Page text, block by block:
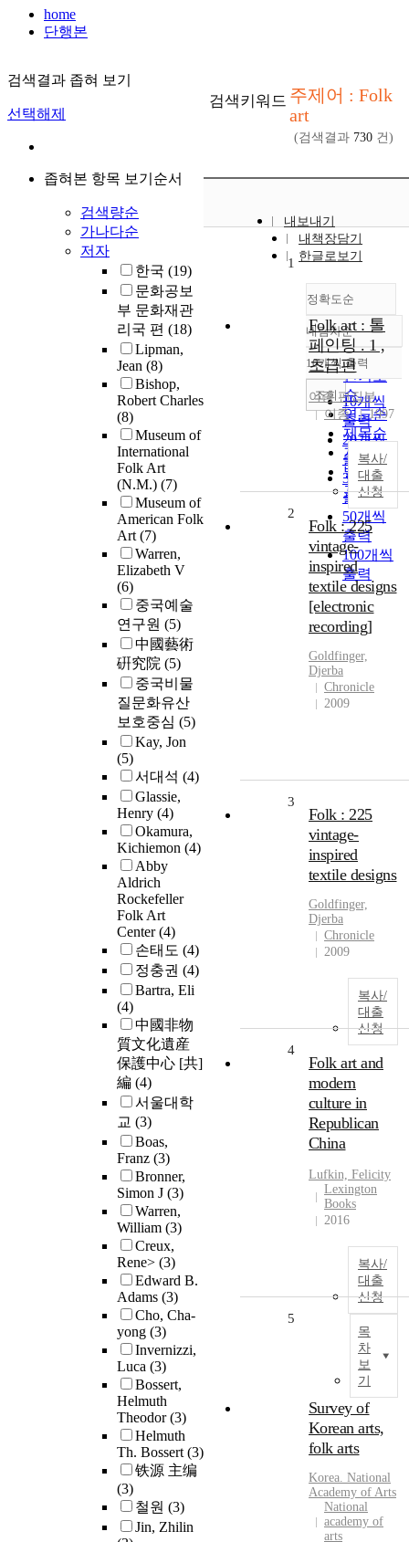
home
단행본
검색결과 좁혀 보기
선택해제
좁혀본 항목 보기순서
검색량순
가나다순
저자
한국 (19)
문화공보
부 문화재관
리국 편 (18)
Lipman,
Jean (8)
Bishop,
Robert Charles
(8)
Museum of
International
Folk Art
(N.M.) (7)
Museum of
American Folk
Art(7)
Warren,
Elizabeth V
(6)
중국예술
연구원 (5)
中國藝術
硏究院 (5)
중국비물
질문화유산
보호중심 (5)
Kay, Jon
(5)
서대석 (4)
Glassie,
Henry (4)
Okamura,
Kichiemon (4)
Abby
Aldrich
Rockefeller
Folk Art
Center(4)
손태도 (4)
정충권 (4)
Bartra, Eli
(4)
中國非物
質文化遺産
保護中心 [共]
編 (4)
서울대학
교 (3)
Boas,
Franz (3)
Bronner,
Simon J (3)
Warren,
William (3)
Creux,
Rene> (3)
Edward B.
Adams (3)
Cho, Cha-
yong (3)
Invernizzi,
Luca (3)
Bossert,
Helmuth
Theodor(3)
Helmuth
Th. Bossert(3)
铁源 主编
(3)
철원 (3)
Jin, Zhilin
검색키워드 주제어 : Folk
art
(검색결과 730 건)
내보내기
내책장담기
한글로보기
정확도순
정확도
순
인기도
순
연도순
제목순
저자순
발행기
관순
내림차순
내림차순
10개씩 출력
10개씩
출력
20개씩
출력
30개씩
출력
50개씩
출력
100개씩
출력
조회
1
Folk art : 톨
페인팅 . 1 ,
초급편
이종 편집부
이종
1997
복사/
대출
신청
2
Folk : 225
vintage-
inspired
textile designs
[electronic
recording]
Goldfinger,
Djerba
Chronicle
2009
3
Folk : 225
vintage-
inspired
textile designs
Goldfinger,
Djerba
Chronicle
2009
복사/
대출
신청
4
Folk art and
modern
culture in
Republican
China
Lufkin, Felicity
Lexington
Books
2016
복사/
대출
신청
목
차
보
기
5
Survey of
Korean arts,
folk arts
Korea. National
Academy of Arts
National
academy of
arts